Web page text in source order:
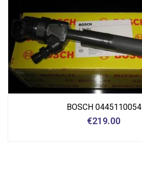
BOSCH 0445110054
€219.00